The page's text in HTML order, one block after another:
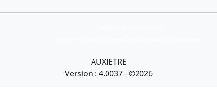
AUXIETRE
Version : 4.0037 - ©2026